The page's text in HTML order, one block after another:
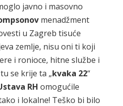
javno i masovno
menadžment
u Zagreb tisuće
zemlje, nisu oni ti koji
i ronioce, hitne službe i
se krije ta „kvaka 22“
RH omogućile
i lokalne! Teško bi bilo